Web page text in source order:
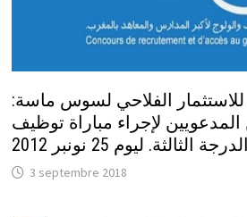
الفلاحي لسوس ماسة:
لإجراء مباراة توظيف
ليوم 25 نونبر 2012
3 septembre 2018